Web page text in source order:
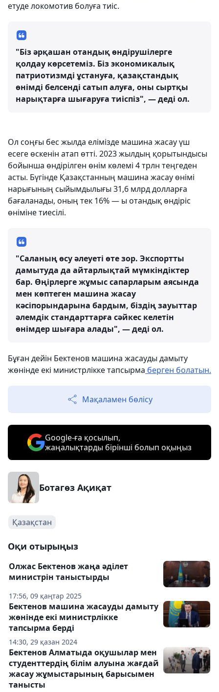
етуде локомотив болуға тиіс.
"Біз әрқашан отандық өндірушілерге
қолдау көрсетеміз. Біз экономикалық
патриотизмді ұстануға, қазақстандық
өнімді белсенді сатып алуға, оны сыртқы
нарықтарға шығаруға тиіспіз", — деді ол.
Ол соңғы бес жылда елімізде машина жасау үш
есеге өскенін атап өтті. 2023 жылдың қорытындысы
бойынша өндірілген өнім көлемі 4 трлн теңгеден
асты. Бүгінде Қазақстанның машина жасау өнімі
нарығының сыйымдылығы 31,6 млрд долларға
бағаланады, оның тек 16% — ы отандық өндіріс
өніміне тиесілі.
"Саланың өсу әлеуеті өте зор. Экспортты
дамытуда да айтарлықтай мүмкіндіктер
бар. Өңірлерге жұмыс сапарларым аясында
мен көптеген машина жасау
кәсіпорындарына бардым, біздің зауыттар
әлемдік стандарттарға сәйкес келетін
өнімдер шығара алады", — деді ол.
Бұған дейін Бектенов машина жасауды дамыту
жөнінде екі министрлікке тапсырма берген болатын.
Мақаламен бөлісу
Google-ға қосылып,
жаңалықтарды бірінші болып оқыңыз
Ботагөз Ақиқат
Қазақстан
Оқи отырыңыз
17:56, 09 қаңтар 2025
Олжас Бектенов жаңа әділет
министрін таныстырды
14:30, 29 қазан 2024
Бектенов машина жасауды дамыту
жөнінде екі министрлікке
тапсырма берді
Бектенов Алматыда оқушылар мен
студенттердің білім алуына жағдай
жасау жұмыстарының барысымен
танысты